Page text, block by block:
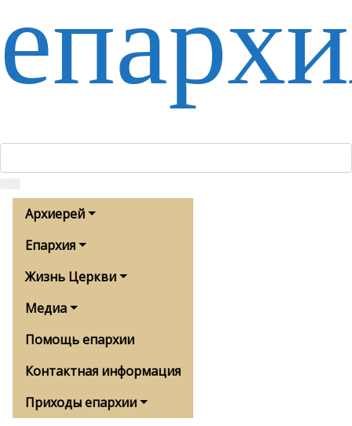
Архиерей
Епархия
Жизнь Церкви
Медиа
Помощь епархии
Контактная информация
Приходы епархии